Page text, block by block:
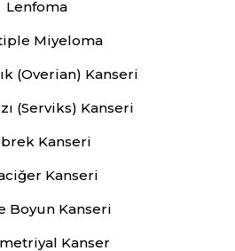
Lenfoma
Miyeloma
(Overian) Kanseri
(Serviks) Kanseri
Kanseri
Kanseri
Boyun Kanseri
Kanser